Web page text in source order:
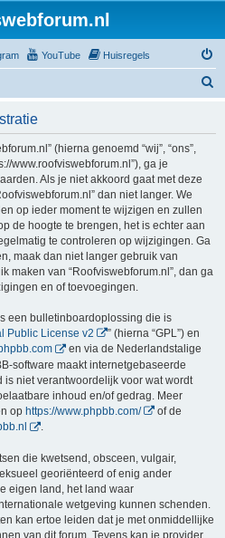
YouTube Huisregels
(hierna genoemd “wij”, “ons”,
www.roofviswebforum.nl”), ga je
Als je niet akkoord gaat met deze
dan niet langer. We
op ieder moment te wijzigen en zullen
de hoogte te brengen, het is echter aan
te controleren op wijzigingen. Ga
maak dan niet langer gebruik van
maken van “Roofviswebforum.nl”, dan ga
en of toevoegingen.
een bulletinboardoplossing die is
Public License v2
” (hierna “GPL”) en
en via de Nederlandstalige
software maakt internetgebaseerde
niet verantwoordelijk voor wat wordt
inhoud en/of gedrag. Meer
op https://www.phpbb.com/
of de
.
die kwetsend, obsceen, vulgair,
georiënteerd of enig ander
eigen land, het land waar
wetgeving kunnen schenden.
kan ertoe leiden dat je met onmiddellijke
van dit forum. Tevens kan je provider